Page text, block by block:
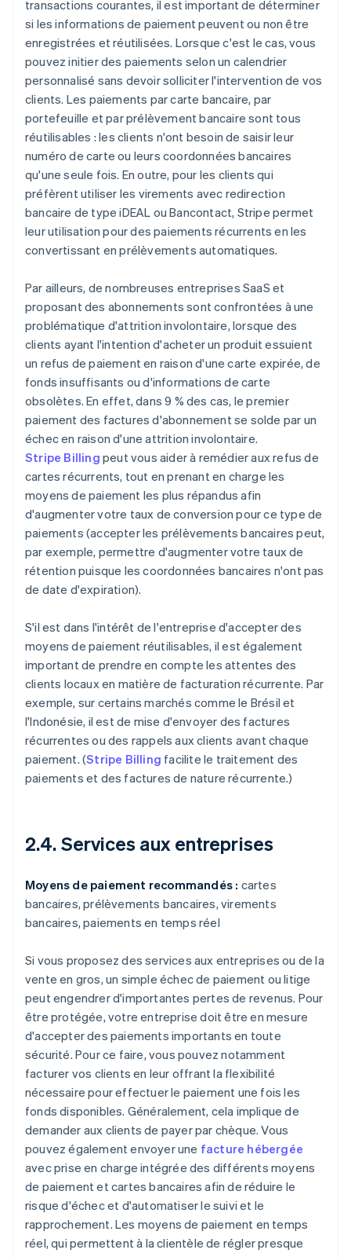
transactions courantes, il est important de déterminer
si les informations de paiement peuvent ou non être
enregistrées et réutilisées. Lorsque c'est le cas, vous
pouvez initier des paiements selon un calendrier
personnalisé sans devoir solliciter l'intervention de vos
clients. Les paiements par carte bancaire, par
portefeuille et par prélèvement bancaire sont tous
réutilisables : les clients n'ont besoin de saisir leur
numéro de carte ou leurs coordonnées bancaires
qu'une seule fois. En outre, pour les clients qui
préfèrent utiliser les virements avec redirection
bancaire de type iDEAL ou Bancontact, Stripe permet
leur utilisation pour des paiements récurrents en les
convertissant en prélèvements automatiques.
Par ailleurs, de nombreuses entreprises SaaS et
proposant des abonnements sont confrontées à une
problématique d'attrition involontaire, lorsque des
clients ayant l'intention d'acheter un produit essuient
un refus de paiement en raison d'une carte expirée, de
fonds insuffisants ou d'informations de carte
obsolètes. En effet, dans 9 % des cas, le premier
paiement des factures d'abonnement se solde par un
échec en raison d'une attrition involontaire.
Stripe Billing peut vous aider à remédier aux refus de
cartes récurrents, tout en prenant en charge les
moyens de paiement les plus répandus afin
d'augmenter votre taux de conversion pour ce type de
paiements (accepter les prélèvements bancaires peut,
par exemple, permettre d'augmenter votre taux de
rétention puisque les coordonnées bancaires n'ont pas
de date d'expiration).
S'il est dans l'intérêt de l'entreprise d'accepter des
moyens de paiement réutilisables, il est également
important de prendre en compte les attentes des
clients locaux en matière de facturation récurrente. Par
exemple, sur certains marchés comme le Brésil et
l'Indonésie, il est de mise d'envoyer des factures
récurrentes ou des rappels aux clients avant chaque
paiement. (Stripe Billing facilite le traitement des
paiements et des factures de nature récurrente.)
2.4. Services aux entreprises
Moyens de paiement recommandés : cartes
bancaires, prélèvements bancaires, virements
bancaires, paiements en temps réel
Si vous proposez des services aux entreprises ou de la
vente en gros, un simple échec de paiement ou litige
peut engendrer d'importantes pertes de revenus. Pour
être protégée, votre entreprise doit être en mesure
d'accepter des paiements importants en toute
sécurité. Pour ce faire, vous pouvez notamment
facturer vos clients en leur offrant la flexibilité
nécessaire pour effectuer le paiement une fois les
fonds disponibles. Généralement, cela implique de
demander aux clients de payer par chèque. Vous
pouvez également envoyer une facture hébergée
avec prise en charge intégrée des différents moyens
de paiement et cartes bancaires afin de réduire le
risque d'échec et d'automatiser le suivi et le
rapprochement. Les moyens de paiement en temps
réel, qui permettent à la clientèle de régler presque